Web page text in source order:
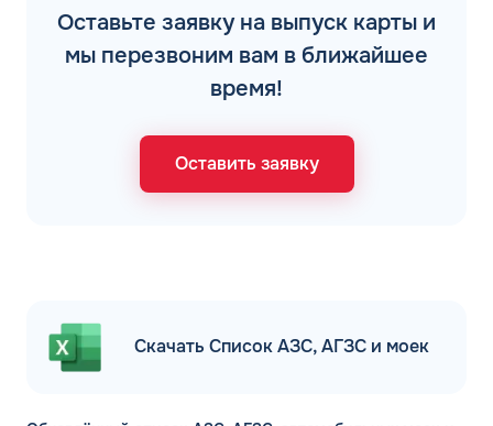
Оставьте заявку на выпуск карты и
мы перезвоним вам в ближайшее
время!
Оставить заявку
Скачать Список АЗС, АГЗС и моек